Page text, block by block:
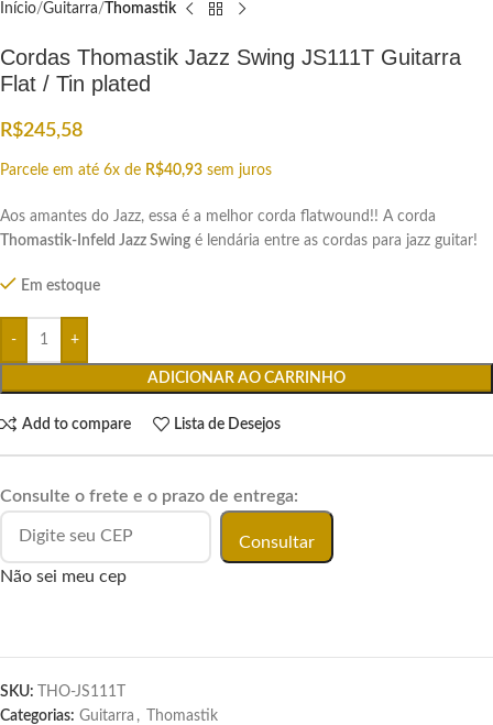
Início Guitarra Thomastik
Cordas Thomastik Jazz Swing JS111T Guitarra
Flat / Tin plated
R$245,58
Parcele em até 6x de R$40,93 sem juros
Aos amantes do Jazz, essa é a melhor corda flatwound!! A corda
Thomastik-Infeld Jazz Swing é lendária entre as cordas para jazz guitar!
Em estoque
ADICIONAR AO CARRINHO
Add to compare Lista de Desejos
Consulte o frete e o prazo de entrega:
Consultar
Não sei meu cep
SKU:
THO-JS111T
Categorias: Guitarra , Thomastik